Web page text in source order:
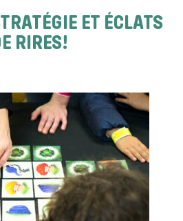
ET ÉCLATS
RIRES!